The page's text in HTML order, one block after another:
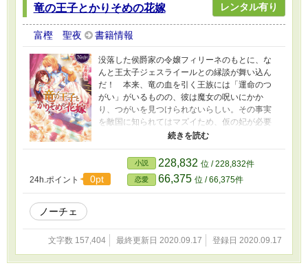
竜の王子とかりそめの花嫁 レンタル有り
富樫 聖夜 書籍情報
没落した侯爵家の令嬢フィリーネのもとに、な
んと王太子ジェスライールとの縁談が舞い込ん
だ！ 本来、竜の血を引く王族には「運命のつ
がい」がいるものの、彼は魔女の呪いにかか
り、つがいを見つけられないらしい。その事実
を敵国に知られてはマズイため、仮の妃が必要
だと聞き、フィリーネはしぶしぶ承諾する。そ
も人格者のようだった。ひと安心したフィリー
ネだけれど、結婚式の夜、豹変した彼から情熱
的に迫られてしまい――？
24h.ポイント 0pt
小説 228,832 位 / 228,832件
恋愛 66,375 位 / 66,375件
ノーチェ
文字数 157,404 最終更新日 2020.09.17 登録日 2020.09.17